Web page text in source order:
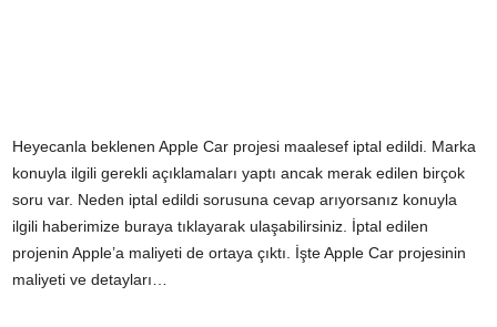
Heyecanla beklenen Apple Car projesi maalesef iptal edildi. Marka
konuyla ilgili gerekli açıklamaları yaptı ancak merak edilen birçok
soru var. Neden iptal edildi sorusuna cevap arıyorsanız konuyla
ilgili haberimize buraya tıklayarak ulaşabilirsiniz. İptal edilen
projenin Apple’a maliyeti de ortaya çıktı. İşte Apple Car projesinin
maliyeti ve detayları…